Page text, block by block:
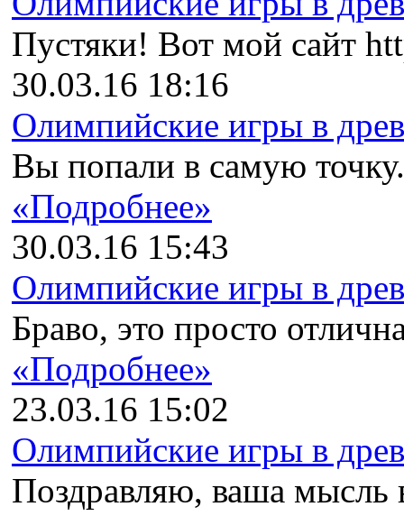
Пустяки! Вот мой сайт
30.03.16 18:16
Олимпийские игры в
Вы попали в самую
«Подробнее»
30.03.16 15:43
Олимпийские игры в
Браво, это просто
«Подробнее»
23.03.16 15:02
Олимпийские игры в
Поздравляю, ваша мысль